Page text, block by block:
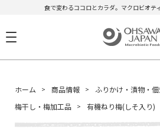
食で変わるココロとカラダ。マクロビオテ
ホーム 商品情報
ふりかけ・漬物・
梅干し・梅加工品
有機ねり梅(しそ入り)